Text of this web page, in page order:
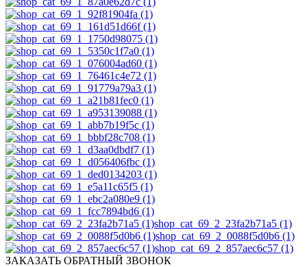
shop_cat_69_2_23fa2b71a5 (1)
shop_cat_69_2_0088f5d0b6 (1)
shop_cat_69_2_857aec6c57 (1)
ЗАКАЗАТЬ ОБРАТНЫЙ ЗВОНОК